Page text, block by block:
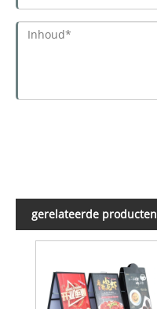
gerelateerde producten